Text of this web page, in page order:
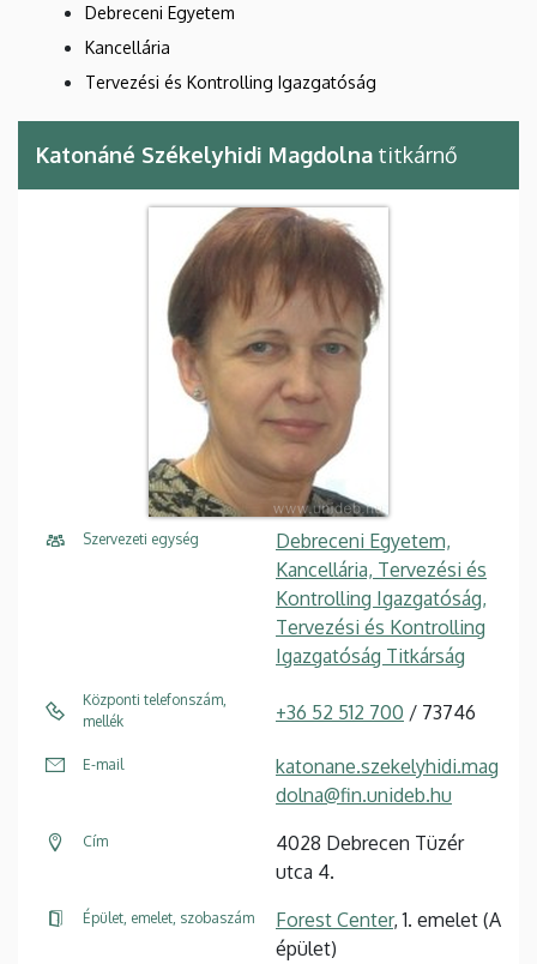
Debreceni Egyetem
Kancellária
Tervezési és Kontrolling Igazgatóság
Katonáné Székelyhidi Magdolna titkárnő
Szervezeti egység
Debreceni Egyetem,
Kancellária, Tervezési és
Kontrolling Igazgatóság,
Tervezési és Kontrolling
Igazgatóság Titkárság
Központi telefonszám,
mellék
+36 52 512 700 / 73746
E-mail
katonane.szekelyhidi.mag
dolna@fin.unideb.hu
Cím
4028 Debrecen Tüzér
utca 4.
Épület, emelet, szobaszám Forest Center, 1. emelet (A
épület)